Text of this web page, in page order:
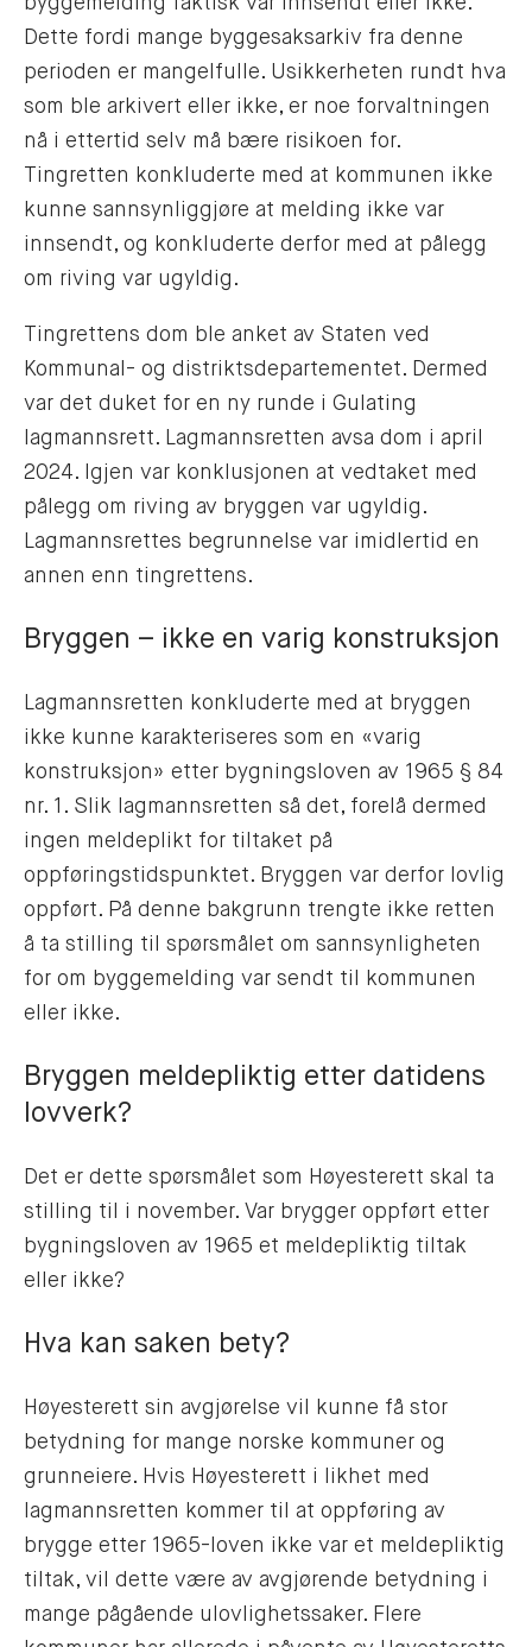
Dette fordi mange byggesaksarkiv fra denne
perioden er mangelfulle. Usikkerheten rundt hva
som ble arkivert eller ikke, er noe forvaltningen
nå i ettertid selv må bære risikoen for.
Tingretten konkluderte med at kommunen ikke
kunne sannsynliggjøre at melding ikke var
innsendt, og konkluderte derfor med at pålegg
om riving var ugyldig.
Tingrettens dom ble anket av Staten ved
Kommunal- og distriktsdepartementet. Dermed
var det duket for en ny runde i Gulating
lagmannsrett. Lagmannsretten avsa dom i april
2024. Igjen var konklusjonen at vedtaket med
pålegg om riving av bryggen var ugyldig.
Lagmannsrettes begrunnelse var imidlertid en
annen enn tingrettens.
Bryggen – ikke en varig konstruksjon
Lagmannsretten konkluderte med at bryggen
ikke kunne karakteriseres som en «varig
konstruksjon» etter bygningsloven av 1965 § 84
nr. 1. Slik lagmannsretten så det, forelå dermed
ingen meldeplikt for tiltaket på
oppføringstidspunktet. Bryggen var derfor lovlig
oppført. På denne bakgrunn trengte ikke retten
å ta stilling til spørsmålet om sannsynligheten
for om byggemelding var sendt til kommunen
eller ikke.
Bryggen meldepliktig etter datidens
lovverk?
Det er dette spørsmålet som Høyesterett skal ta
stilling til i november. Var brygger oppført etter
bygningsloven av 1965 et meldepliktig tiltak
eller ikke?
Hva kan saken bety?
Høyesterett sin avgjørelse vil kunne få stor
betydning for mange norske kommuner og
grunneiere. Hvis Høyesterett i likhet med
lagmannsretten kommer til at oppføring av
brygge etter 1965-loven ikke var et meldepliktig
tiltak, vil dette være av avgjørende betydning i
mange pågående ulovlighetssaker. Flere